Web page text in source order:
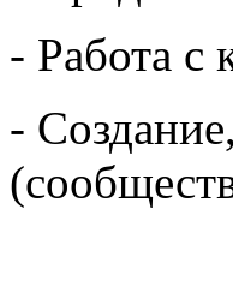
- Работа с
-